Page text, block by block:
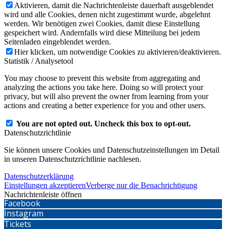
Aktivieren, damit die Nachrichtenleiste dauerhaft ausgeblendet
wird und alle Cookies, denen nicht zugestimmt wurde, abgelehnt
werden. Wir benötigen zwei Cookies, damit diese Einstellung
gespeichert wird. Andernfalls wird diese Mitteilung bei jedem
Seitenladen eingeblendet werden.
Hier klicken, um notwendige Cookies zu aktivieren/deaktivieren.
Statistik / Analysetool
You may choose to prevent this website from aggregating and
analyzing the actions you take here. Doing so will protect your
privacy, but will also prevent the owner from learning from your
actions and creating a better experience for you and other users.
You are not opted out. Uncheck this box to opt-out.
Datenschutzrichtlinie
Sie können unsere Cookies und Datenschutzeinstellungen im Detail
in unseren Datenschutzrichtlinie nachlesen.
Datenschutzerklärung
Einstellungen akzeptierenVerberge nur die Benachrichtigung
Nachrichtenleiste öffnen
Facebook
Instagram
Tickets